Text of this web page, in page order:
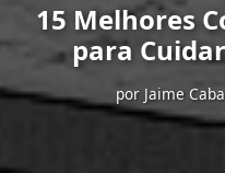
15 Melhores
para
por Jaime